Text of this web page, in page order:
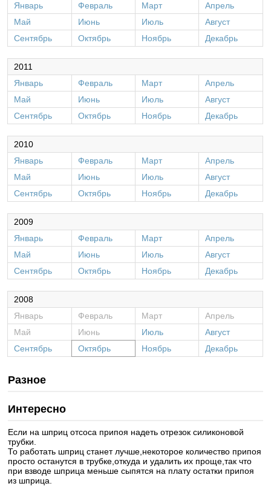
Январь
Февраль Март
Апрель
Май
Июнь Июль
Август
Сентябрь
Октябрь Ноябрь Декабрь
2011
Январь
Февраль Март
Апрель
Май
Июнь Июль
Август
Сентябрь
Октябрь Ноябрь Декабрь
2010
Январь
Февраль Март
Апрель
Май
Июнь Июль
Август
Сентябрь
Октябрь Ноябрь Декабрь
2009
Январь
Февраль Март
Апрель
Май
Июнь Июль
Август
Сентябрь
Октябрь Ноябрь Декабрь
2008
Январь
Февраль Март
Апрель
Май
Июнь Июль
Август
Сентябрь
Октябрь Ноябрь Декабрь
Разное
Интересно
Если на шприц отсоса припоя надеть отрезок силиконовой
трубки.
То работать шприц станет лучше,некоторое количество припоя
просто останутся в трубке,откуда и удалить их проще,так что
при взводе шприца меньше сыпятся на плату остатки припоя
из шприца.